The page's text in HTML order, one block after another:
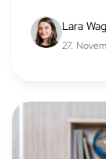
Lara
27.